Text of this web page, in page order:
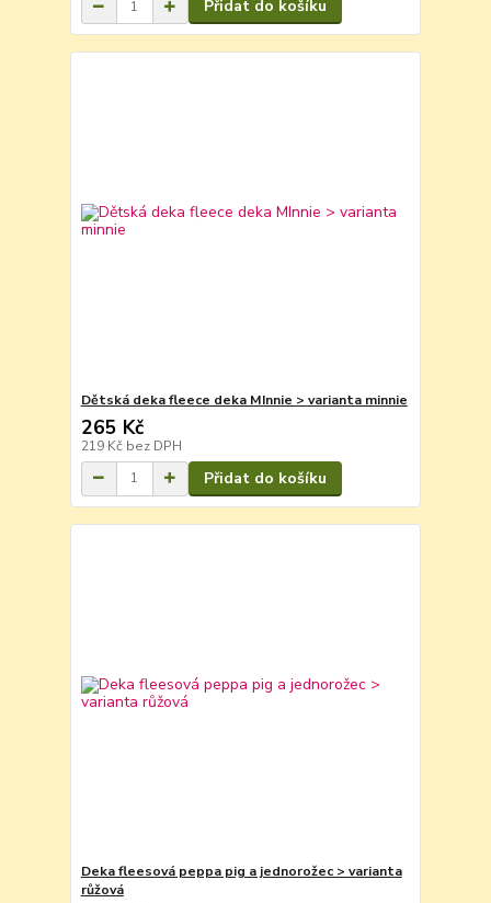
Přidat do košíku
Dětská deka fleece deka MInnie > varianta minnie
265 Kč
219 Kč bez DPH
Přidat do košíku
Deka fleesová peppa pig a jednorožec > varianta
růžová